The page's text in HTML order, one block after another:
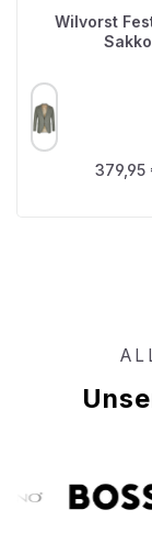
Wilvorst
Sakko
FARBE
379,95